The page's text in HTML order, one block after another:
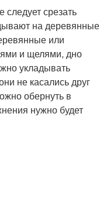
срезать
на деревянные
или
и щелями, дно
укладывать
не касались друг
обернуть в
нужно будет